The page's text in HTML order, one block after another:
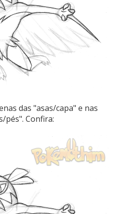
das "asas/capa" e nas
pés". Confira: